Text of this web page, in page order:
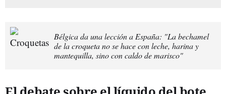
Bélgica da una lección a España: "La bechamel
de la croqueta no se hace con leche, harina y
mantequilla, sino con caldo de marisco"